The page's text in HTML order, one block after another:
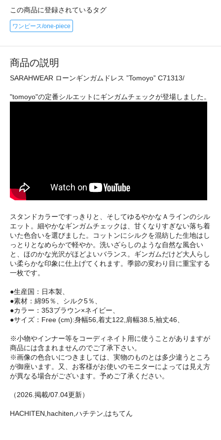
この商品に登録されているタグ
ワンピース/one-piece
商品の説明
SARAHWEAR ローンギンガムドレス ”Tomoyo” C71313/
"tomoyo"の定番シルエットにギンガムチェックが登場しました。
スタンドカラーですっきりと、そしてゆるやかなＡラインのシル
エット。細やかなギンガムチェックは、甘くなりすぎない落ち着
いた色合いを選びました。コットンにシルクを混紡した生地はし
っとりとなめらかで軽やか。洗いざらしのような自然な風合い
と、ほのかな光沢がほどよいバランス。ギンガムだけど大人らし
い柔らかな印象に仕上げてくれます。季節の変わり目に重宝する
一枚です。
●生産国：日本製、
●素材：綿95％、シルク5％、
●カラー：353ブラウン×ネイビー、
●サイズ：Free (cm):身幅56,着丈122,肩幅38.5,袖丈46、
※小物やインナー等をコーディネイト用に使うことがありますが
商品には含まれませんのでご了承下さい。
※画像の色合いにつきましては、実物のものとは多少違うところ
が御座います。又、お客様がお使いのモニターによっては見え方
が異なる場合がございます。予めご了承ください。
（2026.掲載/07.04更新）
HACHITEN,hachiten,ハチテン,はちてん